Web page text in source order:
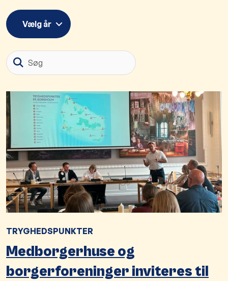
Vælg år
TRYGHEDSPUNKTER
Medborgerhuse og
borgerforeninger inviteres til